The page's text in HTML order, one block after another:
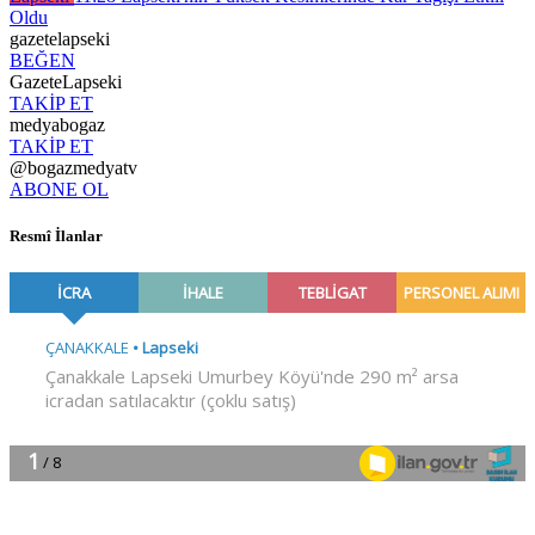
Oldu
gazetelapseki
BEĞEN
GazeteLapseki
TAKİP ET
medyabogaz
TAKİP ET
@bogazmedyatv
ABONE OL
Resmî İlanlar